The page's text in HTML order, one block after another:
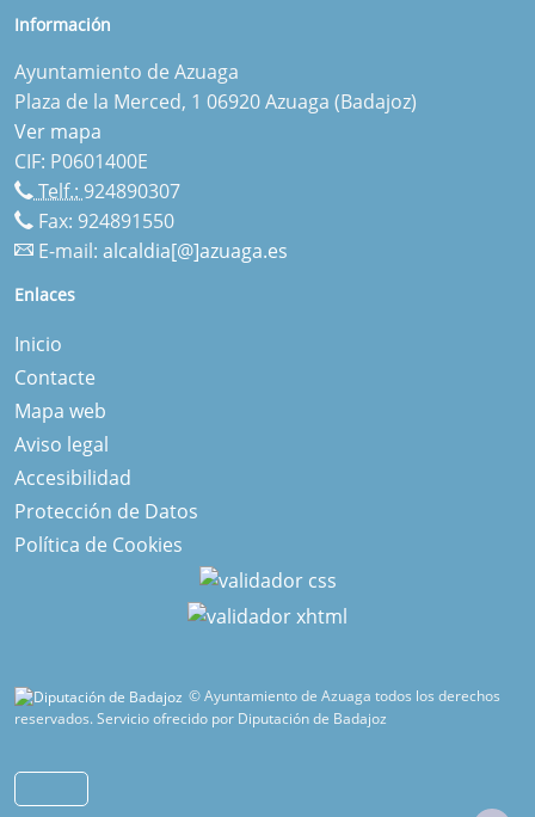
Información
Ayuntamiento de Azuaga
Plaza de la Merced, 1 06920 Azuaga (Badajoz)
Ver mapa
CIF: P0601400E
Telf.: 924890307
Fax: 924891550
E-mail: alcaldia[@]azuaga.es
Enlaces
Inicio
Contacte
Mapa web
Aviso legal
Accesibilidad
Protección de Datos
Política de Cookies
© Ayuntamiento de Azuaga todos los derechos
reservados.Servicio ofrecido por Diputación de Badajoz